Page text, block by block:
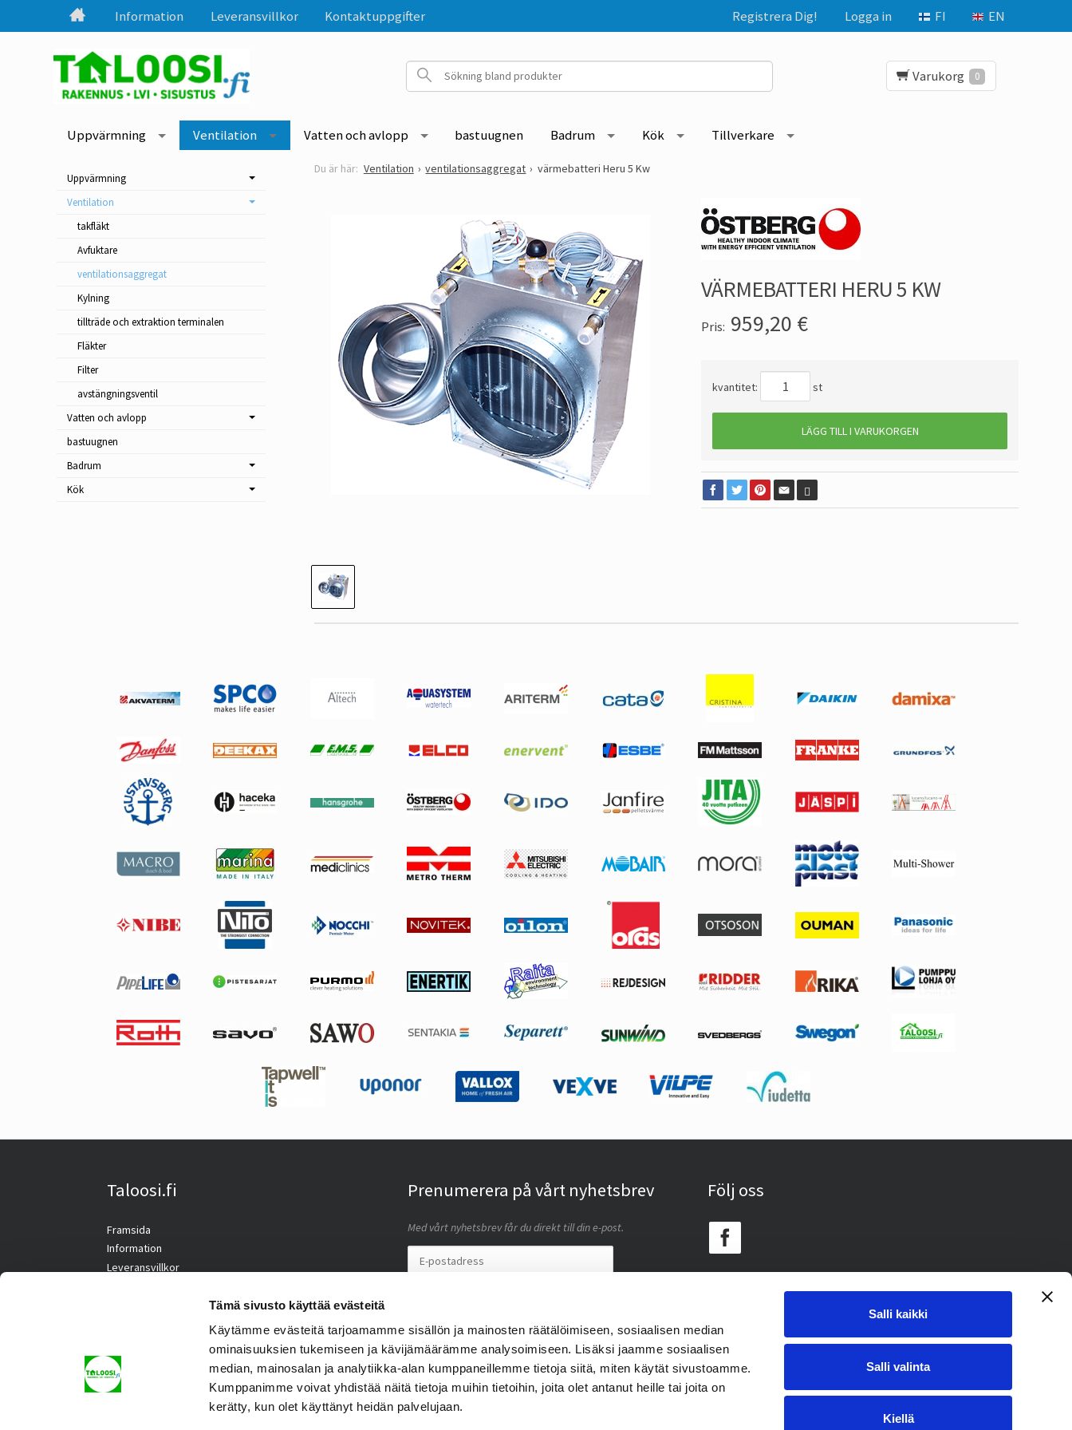
Tämä sivusto käyttää evästeitä
Käytämme evästeitä tarjoamamme sisällön ja mainosten räätälöimiseen, sosiaalisen median
ominaisuuksien tukemiseen ja kävijämäärämme analysoimiseen. Lisäksi jaamme sosiaalisen
median, mainosalan ja analytiikka-alan kumppaneillemme tietoja siitä, miten käytät sivustoamme.
Kumppanimme voivat yhdistää näitä tietoja muihin tietoihin, joita olet antanut heille tai joita on
kerätty, kun olet käyttänyt heidän palvelujaan.
Salli kaikki
Salli valinta
Kiellä
FI EN
Registrera Dig! Logga in
Information Leveransvillkor Kontaktuppgifter
Varukorg 0
Uppvärmning Ventilation Vatten och avlopp bastuugnen Badrum Kök Tillverkare
Ventilation ventilationsaggregat värmebatteri Heru 5 Kw
VÄRMEBATTERI HERU 5 KW
Pris: 959,20 €
kvantitet: st
LÄGG TILL I VARUKORGEN
Uppvärmning
Ventilation
takfläkt
Avfuktare
ventilationsaggregat
Kylning
tillträde och extraktion terminalen
Fläkter
Filter
avstängningsventil
Vatten och avlopp
bastuugnen
Badrum
Kök
Taloosi.fi
Framsida
Information
Leveransvillkor
Prenumerera på vårt nyhetsbrev
Med vårt nyhetsbrev får du direkt till din e-post.
Följ oss